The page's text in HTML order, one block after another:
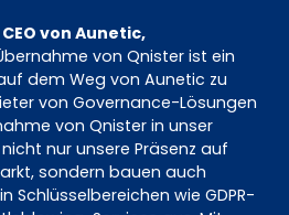
von Aunetic,
von Qnister ist ein
dem Weg von Aunetic zu
von Governance-Lösungen
von Qnister in unser
nur unsere Präsenz auf
sondern bauen auch
Schlüsselbereichen wie GDPR-